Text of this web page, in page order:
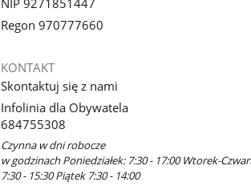
Regon 970777660
KONTAKT
Skontaktuj się z nami
Infolinia dla Obywatela
684755308
Czynna w dni robocze
w godzinach Poniedziałek: 7:30 - 17:00 Wtorek-
7:30 - 15:30 Piątek 7:30 - 14:00